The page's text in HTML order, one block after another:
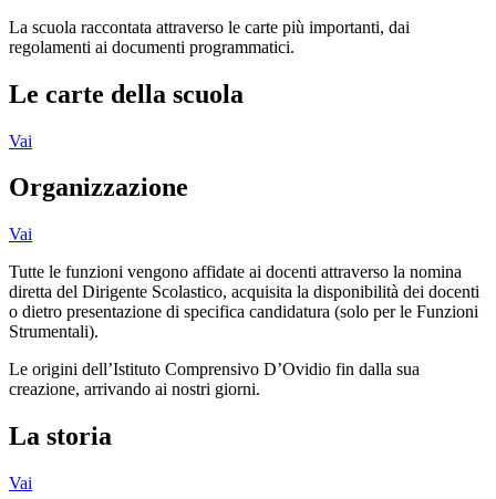
La scuola raccontata attraverso le carte più importanti, dai
regolamenti ai documenti programmatici.
Le carte della scuola
Vai
Organizzazione
Vai
Tutte le funzioni vengono affidate ai docenti attraverso la nomina
diretta del Dirigente Scolastico, acquisita la disponibilità dei docenti
o dietro presentazione di specifica candidatura (solo per le Funzioni
Strumentali).
Le origini dell’Istituto Comprensivo D’Ovidio fin dalla sua
creazione, arrivando ai nostri giorni.
La storia
Vai